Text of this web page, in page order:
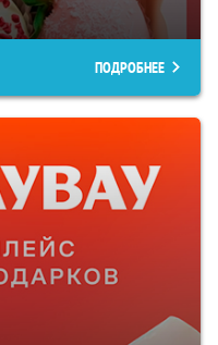
ПОДРОБНЕЕ